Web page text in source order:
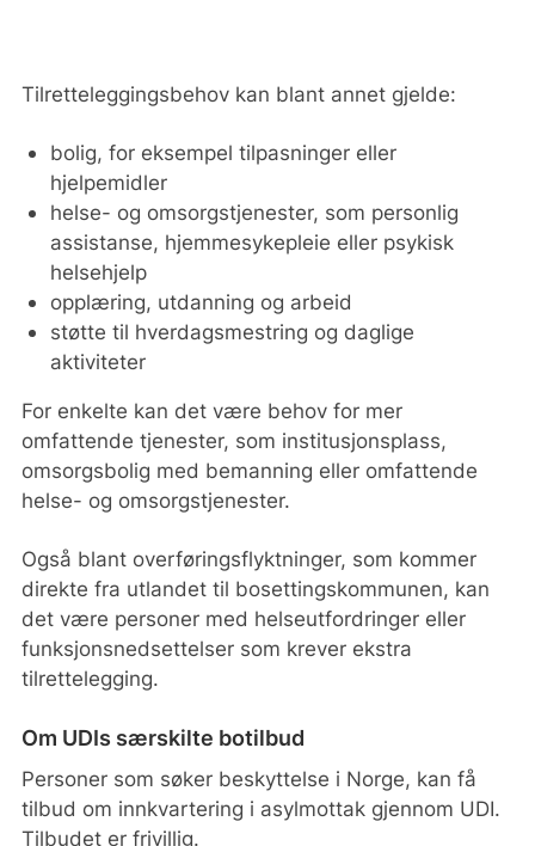
Tilretteleggingsbehov kan blant annet gjelde:
bolig, for eksempel tilpasninger eller
hjelpemidler
helse- og omsorgstjenester, som personlig
assistanse, hjemmesykepleie eller psykisk
helsehjelp
opplæring, utdanning og arbeid
støtte til hverdagsmestring og daglige
aktiviteter
For enkelte kan det være behov for mer
omfattende tjenester, som institusjonsplass,
omsorgsbolig med bemanning eller omfattende
helse- og omsorgstjenester.
Også blant overføringsflyktninger, som kommer
direkte fra utlandet til bosettingskommunen, kan
det være personer med helseutfordringer eller
funksjonsnedsettelser som krever ekstra
tilrettelegging.
Om UDIs særskilte botilbud
Personer som søker beskyttelse i Norge, kan få
tilbud om innkvartering i asylmottak gjennom UDI.
Tilbudet er frivillig.